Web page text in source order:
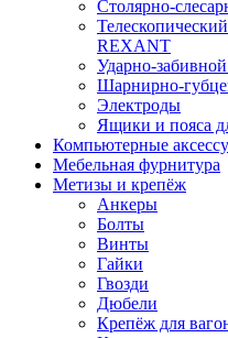
Столярно-
REXANT
Ударно-
Шарнирно-
Электроды
Ящики и пояса
Компьютерные
Мебельная фурнитура
Метизы и крепёж
Анкеры
Болты
Винты
Гайки
Гвозди
Дюбели
Крепёж для